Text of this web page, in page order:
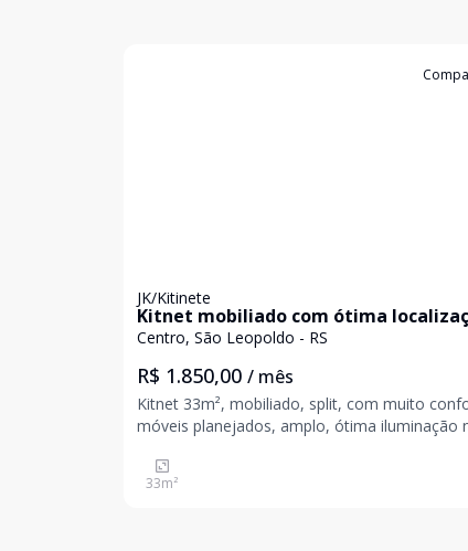
JK/Kitinete
Kitnet mobiliado com ótima
Centro, São Leopoldo - RS
R$ 1.850,00 / mês
Kitnet 33m², mobiliado, split, com muito
móveis planejados, amplo, ótima iluminação
privilegiada. Agende a sua visita e venha conhecer essa
33m²